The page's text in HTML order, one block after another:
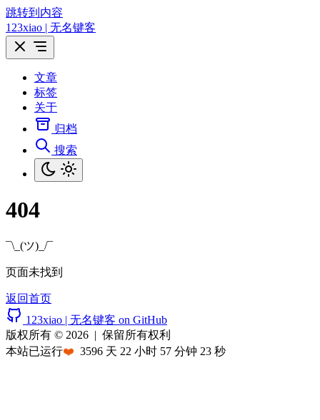
跳转到内容
123xiao | 无名键客
文章
标签
关于
归档
搜索
404
¯\_(ツ)_/¯
页面未找到
返回首页
123xiao | 无名键客 on GitHub
版权所有 © 2026 | 保留所有权利
本站已运行❤️ 3596 天 22 小时 57 分钟 23 秒